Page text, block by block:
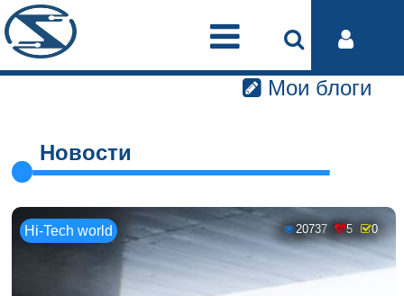
Мои блоги
Новости
Hi-Tech world 20737 5 0